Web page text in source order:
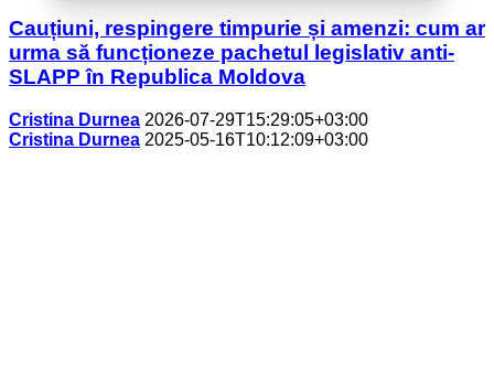
Cauțiuni, respingere timpurie și amenzi: cum ar
urma să funcționeze pachetul legislativ anti-
SLAPP în Republica Moldova
Cristina Durnea 2026-07-29T15:29:05+03:00
Cristina Durnea 2025-05-16T10:12:09+03:00